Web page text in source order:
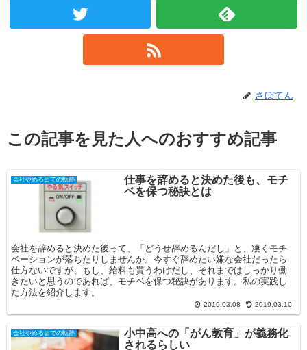
さぼてん
この記事を見た人へのおすすめ記事
会社やめるまでの軌跡
仕事を辞めると決めた後も、モチ
ベを保つ秘訣とは
会社を辞めると決めた後って、「どうせ辞めるんだし」と、凄くモチ
ベーションが落ちたりしませんか。今すぐ辞めたい嫌な会社だったら
仕方ないですが、もし、給料も貰うわけだし、それまではしっかり働
きたいと思うのであれば、モチベを保つ秘訣があります。私の実践し
た方法を紹介します。
2019.03.08 2019.03.10
会社やめるまでの軌跡
小中高への「がん教育」が義務化
されるらしい